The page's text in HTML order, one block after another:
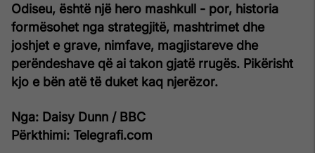
Odiseu, është një hero mashkull - por, historia
formësohet nga strategjitë, mashtrimet dhe
joshjet e grave, nimfave, magjistareve dhe
perëndeshave që ai takon gjatë rrugës. Pikërisht
kjo e bën atë të duket kaq njerëzor.
Nga: Daisy Dunn / BBC
Përkthimi: Telegrafi.com